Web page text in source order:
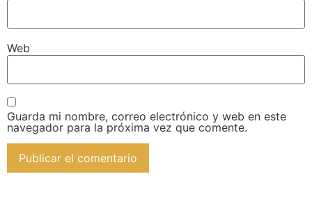
Web
Guarda mi nombre, correo electrónico y web en este
navegador para la próxima vez que comente.